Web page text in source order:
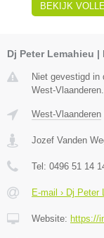
BEKIJK
Dj Peter Lemahieu |
Niet gevestigd in
West-Vlaanderen.
West-Vlaanderen
Jozef Vanden
Tel: 0496 51 14
E-mail › Dj Peter
Website: https://